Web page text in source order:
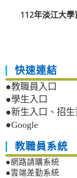
112年淡江大
快速連結
●教職員入口
●學生入口
●新生入口、招生
●Google
教職員系統
●網路請購系統
●雲端差勤系統